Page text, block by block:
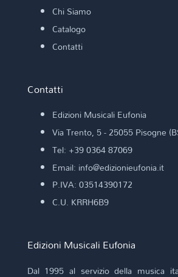
Chi Siamo
Catalogo
Contatti
Contatti
Edizioni Musicali Eufonia
Via Trento, 5 - 25055 Pisogne
Tel: +39 0364 87069
Email: info@edizionieufonia.it
P.IVA: 03514390172
C.U. KRRH6B9
Edizioni Musicali Eufonia
Dal 1995 al servizio della musica